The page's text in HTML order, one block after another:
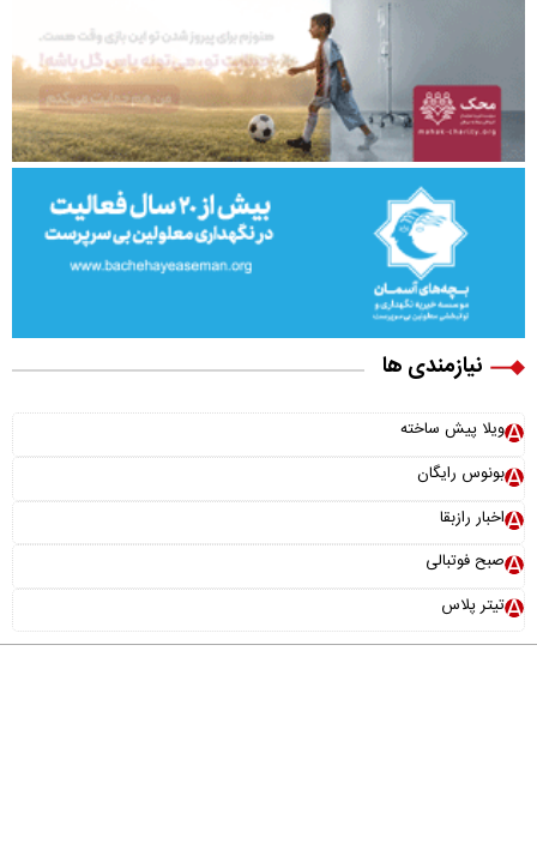
نیازمندی ها
ویلا پیش ساخته
بونوس رایگان
اخبار رازبقا
صبح فوتبالی
تیتر پلاس